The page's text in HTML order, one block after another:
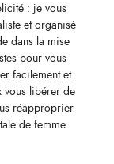
: je vous
et organisé
dans la mise
pour vous
facilement et
vous libérer de
réapproprier
de femme